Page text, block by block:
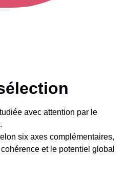
avec attention par le
six axes complémentaires,
et le potentiel global